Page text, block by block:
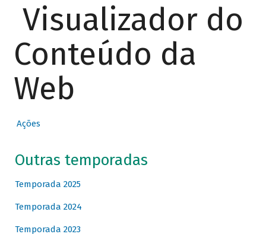
Visualizador do
Conteúdo da
Web
Ações
Outras temporadas
Temporada 2025
Temporada 2024
Temporada 2023